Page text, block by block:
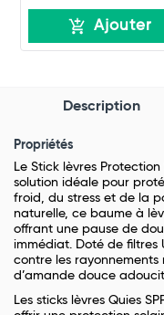
Ajouter
Description
Propriétés
Le Stick lèvres
solution idéale pour
froid, du stress et de la
naturelle, ce baume à
offrant une pause de
immédiat. Doté de filtres
contre les rayonnements
d’amande douce
Les sticks lèvres Quies